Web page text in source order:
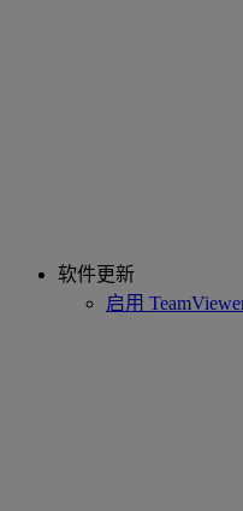
软件更新
启用